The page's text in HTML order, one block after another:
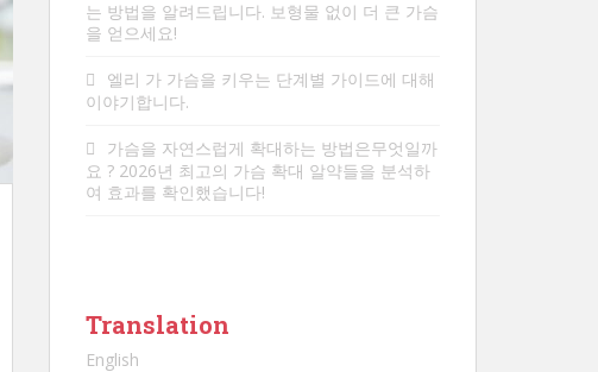
는 방법을 알려드립니다. 보형물 없이 더 큰 가슴
을 얻으세요!
엘리 가 가슴을 키우는 단계별 가이드에 대해
이야기합니다.
가슴을 자연스럽게 확대하는 방법은무엇일까
요 ? 2026년 최고의 가슴 확대 알약들을 분석하
여 효과를 확인했습니다!
Translation
English